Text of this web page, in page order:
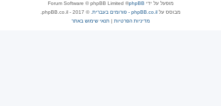
מופעל על ידי phpBB
® Forum Software © phpBB Limited
מבוסס על phpBB.co.il - פורומים בעברית
. © 2017 - phpBB.co.il.
מדיניות הפרטיות |תנאי שימוש באתר